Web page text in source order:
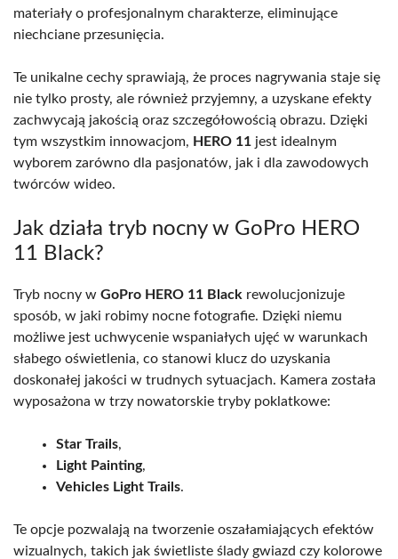
materiały o profesjonalnym charakterze, eliminujące
niechciane przesunięcia.
Te unikalne cechy sprawiają, że proces nagrywania staje się
nie tylko prosty, ale również przyjemny, a uzyskane efekty
zachwycają jakością oraz szczegółowością obrazu. Dzięki
tym wszystkim innowacjom, HERO 11 jest idealnym
wyborem zarówno dla pasjonatów, jak i dla zawodowych
twórców wideo.
Jak działa tryb nocny w GoPro HERO
11 Black?
Tryb nocny w GoPro HERO 11 Black rewolucjonizuje
sposób, w jaki robimy nocne fotografie. Dzięki niemu
możliwe jest uchwycenie wspaniałych ujęć w warunkach
słabego oświetlenia, co stanowi klucz do uzyskania
doskonałej jakości w trudnych sytuacjach. Kamera została
wyposażona w trzy nowatorskie tryby poklatkowe:
Star Trails,
Light Painting,
Vehicles Light Trails.
Te opcje pozwalają na tworzenie oszałamiających efektów
wizualnych, takich jak świetliste ślady gwiazd czy kolorowe